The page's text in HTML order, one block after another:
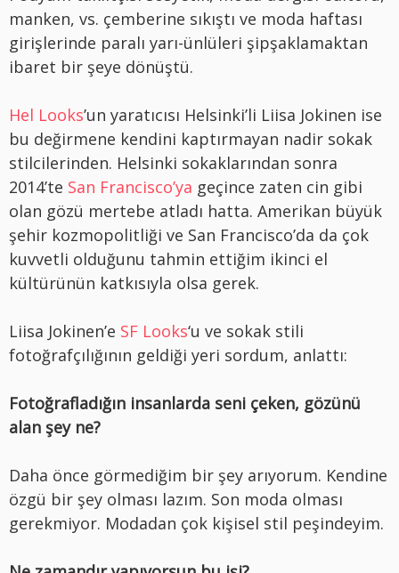
manken, vs. çemberine sıkıştı ve moda haftası
girişlerinde paralı yarı-ünlüleri şipşaklamaktan
ibaret bir şeye dönüştü.
Hel Looks’un yaratıcısı Helsinki’li Liisa Jokinen ise
bu değirmene kendini kaptırmayan nadir sokak
stilcilerinden. Helsinki sokaklarından sonra
2014’te San Francisco’ya geçince zaten cin gibi
olan gözü mertebe atladı hatta. Amerikan büyük
şehir kozmopolitliği ve San Francisco’da da çok
kuvvetli olduğunu tahmin ettiğim ikinci el
kültürünün katkısıyla olsa gerek.
Liisa Jokinen’e SF Looks‘u ve sokak stili
fotoğrafçılığının geldiği yeri sordum, anlattı:
Fotoğrafladığın insanlarda seni çeken, gözünü
alan şey ne?
Daha önce görmediğim bir şey arıyorum. Kendine
özgü bir şey olması lazım. Son moda olması
gerekmiyor. Modadan çok kişisel stil peşindeyim.